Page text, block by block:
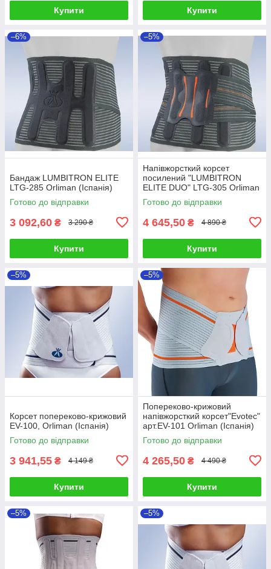
Купити Купити
–6%
Бандаж LUMBITRON ELITE
LTG-285 Orliman (Іспанія)
Готово до відправки
3 092,60 ₴ 3 290 ₴
Купити
–5%
Напівжорсткий корсет
посилений "LUMBITRON
ELITE DUO" LTG-305 Orliman
(Іспанія)
Готово до відправки
4 645,50 ₴ 4 890 ₴
Купити
–5%
Корсет попереково-крижовий
EV-100, Orliman (Іспанія)
Готово до відправки
3 941,55 ₴ 4 149 ₴
Купити
–5%
Попереково-крижовий
напівжорсткий корсет"Evotec"
арт.EV-101 Orliman (Іспанія)
Готово до відправки
4 265,50 ₴ 4 490 ₴
Купити
–5% –5%